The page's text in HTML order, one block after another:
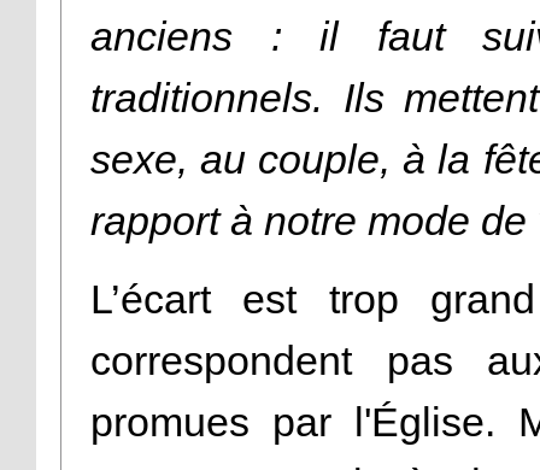
anciens : il faut
traditionnels. Ils
sexe, au couple, à la
rapport à notre mode de
L’écart est trop
correspondent pas
promues par l'Église.